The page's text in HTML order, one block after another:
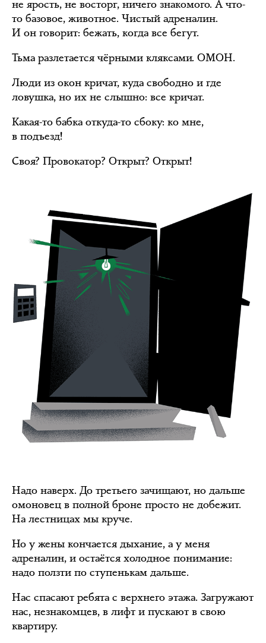
не ярость, не восторг, ничего знакомого. А что-
то базовое, животное. Чистый адреналин.
И он говорит: бежать, когда все бегут.
Тьма разлетается чёрными кляксами. ОМОН.
Люди из окон кричат, куда свободно и где
ловушка, но их не слышно: все кричат.
Какая-то бабка откуда-то сбоку: ко мне,
в подъезд!
Своя? Провокатор? Открыт? Открыт!
Надо наверх. До третьего зачищают, но дальше
омоновец в полной броне просто не добежит.
На лестницах мы круче.
Но у жены кончается дыхание, а у меня
адреналин, и остаётся холодное понимание:
надо ползти по ступенькам дальше.
Нас спасают ребята с верхнего этажа. Загружают
нас, незнакомцев, в лифт и пускают в свою
квартиру.